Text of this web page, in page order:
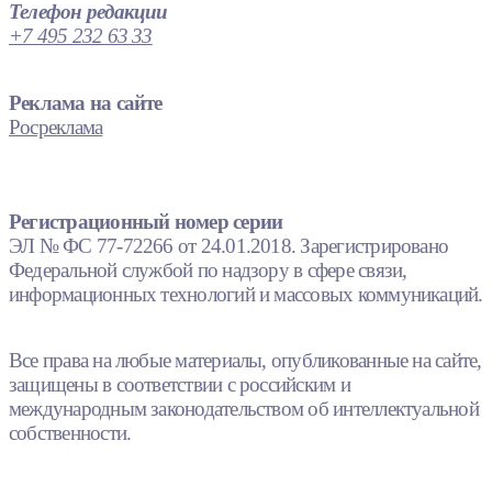
Телефон редакции
+7 495 232 63 33
Реклама на сайте
Росреклама
Регистрационный номер серии
ЭЛ № ФС 77-72266 от 24.01.2018. Зарегистрировано
Федеральной службой по надзору в сфере связи,
информационных технологий и массовых коммуникаций.
Все права на любые материалы, опубликованные на сайте,
защищены в соответствии с российским и
международным законодательством об интеллектуальной
собственности.